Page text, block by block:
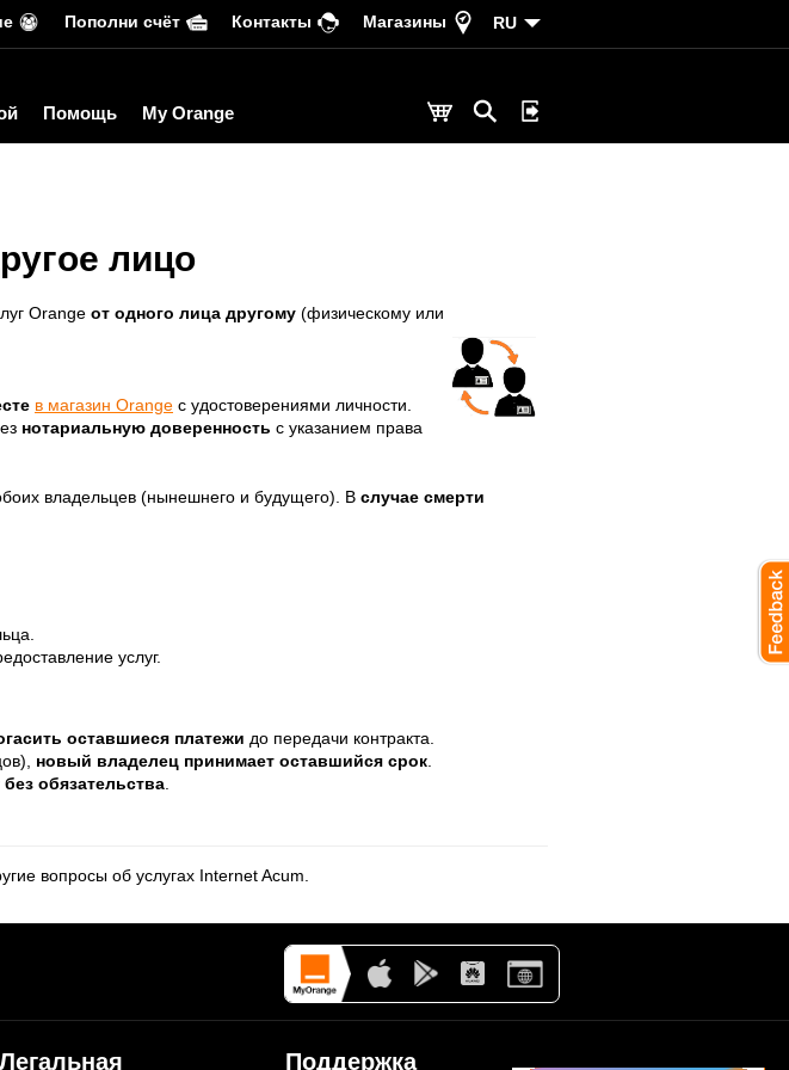
Пополни счёт Контакты Магазины RU
Помощь My Orange
лицо
Orange от одного лица другому (физическому или
в магазин Orange с удостоверениями личности.
нотариальную доверенность с указанием права
владельцев (нынешнего и будущего). В случае смерти
услуг.
оставшиеся платежи до передачи контракта.
новый владелец принимает оставшийся срок
обязательства
вопросы об услугах Internet Acum.
Легальная Поддержка